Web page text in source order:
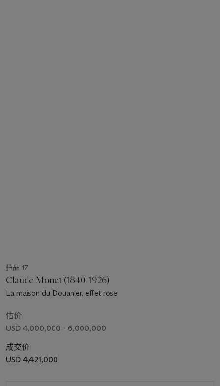
拍品 17
Claude Monet (1840-1926)
La maison du Douanier, effet rose
估价
USD 4,000,000 - 6,000,000
成交价
USD 4,421,000